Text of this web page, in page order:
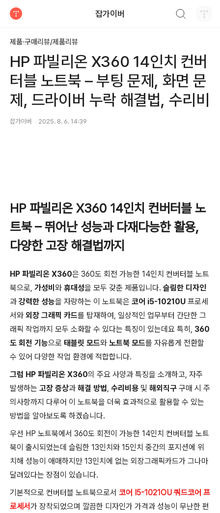
잡가이버
제품·구매리뷰/제품리뷰
HP 파빌리온 X360 14인치 컨버
터블 노트북 – 부팅 문제, 화면 문
제, 드라이버 누락 해결법, 수리비
잡가이버 2025. 8. 6. 14:39
HP 파빌리온 X360 14인치 컨버터블 노
트북 – 뛰어난 성능과 다재다능한 활용,
다양한 고장 해결법까지
HP 파빌리온 X360은 360도 회전 가능한 14인치 컨버터블 노트
북으로, 가성비 와 휴대성을 모두 갖춘 제품입니다. 슬림한 디자인
과 강력한 성능을 자랑하는 이 노트북은 코어 i5-10210U 프로세
서와 외장 그래픽 카드를 탑재하여, 일상적인 업무부터 간단한 그
래픽 작업까지 모두 소화할 수 있다는 특징이 있는데요 특히, 360
도 회전 기능으로 태블릿 모드와 노트북 모드를 자유롭게 전환할
수 있어 다양한 작업 환경에 적합합니다.
그럼 HP 파빌리온 X360의 주요 사양과 특징을 소개하고, 자주
발생하는 고장 증상과 해결 방법, 수리비용 및 해외직구 구매 시 주
의사항까지 다루어 이 노트북을 더욱 효과적으로 활용할 수 있는
방법을 알아보도록 하겠습니다.
우선 HP 노트북에서 360도 회전이 가능한 14인치 컨버터블 노트
북이 출시되었는데 슬림한 13인치와 15인치 중간의 포지션에 위
치해 성능이 애매하지만 13인치에 없는 외장그래픽카드가 그나마
달려있다는 장점이 있습니다.
기본적으로 컨버터블 노트북으로서 코어 I5-1021OU 쿼드코어 프
로세서가 장착되었으며 깔끔한 디자인가 가격과 성능이 무난한 편